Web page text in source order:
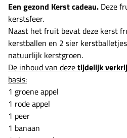
Een gezond Kerst cadeau. Deze
kerstsfeer.
Naast het fruit bevat deze kerst
kerstballen en 2 sier
natuurlijk kerstgroen.
De inhoud van dezetijdelijk
basis:
1 groene appel
1 rode appel
1 peer
1 banaan